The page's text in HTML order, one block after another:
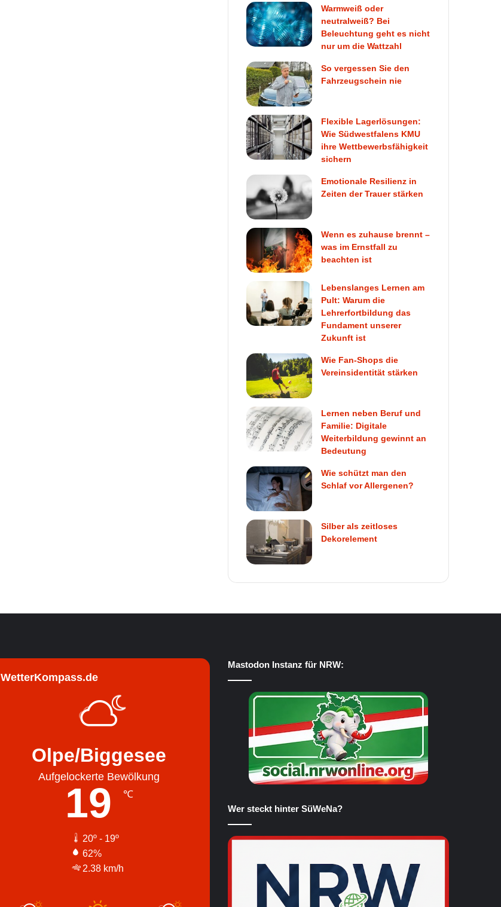
Warmweiß oder
neutralweiß? Bei
Beleuchtung geht es nicht
nur um die Wattzahl
So vergessen Sie den
Fahrzeugschein nie
Flexible Lagerlösungen:
Wie Südwestfalens KMU
ihre Wettbewerbsfähigkeit
sichern
Emotionale Resilienz in
Zeiten der Trauer stärken
Wenn es zuhause brennt –
was im Ernstfall zu
beachten ist
Lebenslanges Lernen am
Pult: Warum die
Lehrerfortbildung das
Fundament unserer
Zukunft ist
Wie Fan-Shops die
Vereinsidentität stärken
Lernen neben Beruf und
Familie: Digitale
Weiterbildung gewinnt an
Bedeutung
Wie schützt man den
Schlaf vor Allergenen?
Silber als zeitloses
Dekorelement
WetterKompass.de
Olpe/Biggesee
Aufgelockerte Bewölkung
19 ℃
20º - 19º
62%
2.38 km/h
Mastodon Instanz für NRW:
Wer steckt hinter SüWeNa?